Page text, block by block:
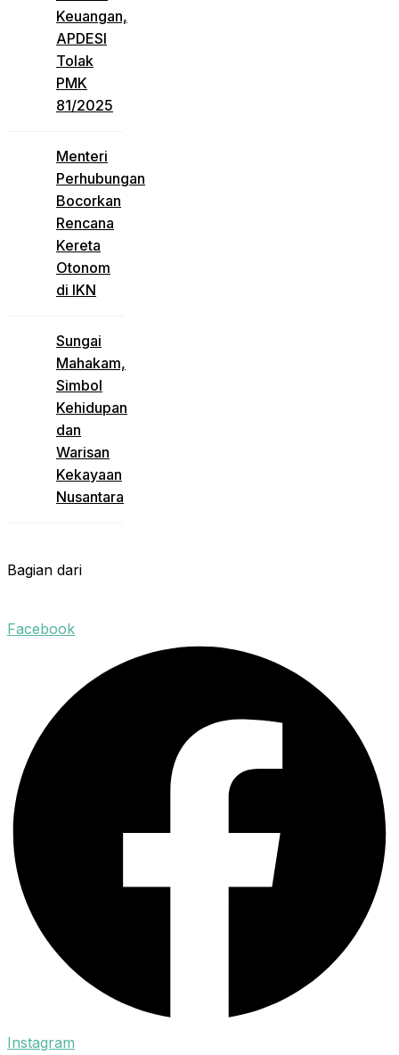
Keuangan,
APDESI
Tolak
PMK
81/2025
Menteri
Perhubungan
Bocorkan
Rencana
Kereta
Otonom
di IKN
Sungai
Mahakam,
Simbol
Kehidupan
dan
Warisan
Kekayaan
Nusantara
Bagian dari
Facebook
Instagram